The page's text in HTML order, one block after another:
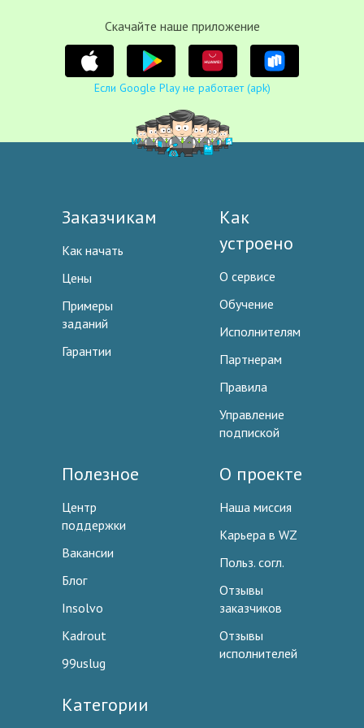
Cкачайте наше приложение
Если Google Play не работает (apk)
Заказчикам
Как начать
Цены
Примеры
заданий
Гарантии
Как
устроено
О сервисе
Обучение
Исполнителям
Партнерам
Правила
Управление
подпиской
Полезное
Центр
поддержки
Вакансии
Блог
Insolvo
Kadrout
99uslug
О проекте
Наша миссия
Карьера в WZ
Польз. согл.
Отзывы
заказчиков
Отзывы
исполнителей
Категории